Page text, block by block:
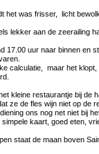
het was frisser, licht
lekker aan de zeerailing
17.00 uur naar binnen en
calculatie, maar het
kleine restaurantje bij de
ze de fles wijn niet op de
ons nog net niet bij
kaart, goed eten,
staat de maan boven